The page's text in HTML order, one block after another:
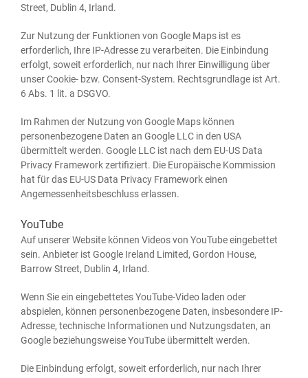
Street, Dub­lin 4, Irland.
Zur Nut­zung der Funk­tio­nen von Goog­le Maps ist es
erfor­der­lich, Ihre IP-Adres­se zu ver­ar­bei­ten. Die Ein­bin­dung
erfolgt, soweit erfor­der­lich, nur nach Ihrer Ein­wil­li­gung über
unser Coo­kie- bzw. Con­sent-Sys­tem. Rechts­grund­la­ge ist Art.
6 Abs. 1 lit. a DSGVO.
Im Rah­men der Nut­zung von Goog­le Maps kön­nen
per­so­nen­be­zo­ge­ne Daten an Goog­le LLC in den USA
über­mit­telt wer­den. Goog­le LLC ist nach dem EU-US Data
Pri­va­cy Frame­work zer­ti­fi­ziert. Die Euro­päi­sche Kom­mis­si­on
hat für das EU-US Data Pri­va­cy Frame­work einen
Ange­mes­sen­heits­be­schluss erlassen.
YouTube
Auf unse­rer Web­site kön­nen Vide­os von You­Tube ein­ge­bet­tet
sein. Anbie­ter ist Goog­le Ire­land Limi­t­ed, Gor­don House,
Bar­row Street, Dub­lin 4, Irland.
Wenn Sie ein ein­ge­bet­te­tes You­Tube-Video laden oder
abspie­len, kön­nen per­so­nen­be­zo­ge­ne Daten, ins­be­son­de­re IP-
Adres­se, tech­ni­sche Infor­ma­tio­nen und Nut­zungs­da­ten, an
Goog­le bezie­hungs­wei­se You­Tube über­mit­telt werden.
Die Ein­bin­dung erfolgt, soweit erfor­der­lich, nur nach Ihrer